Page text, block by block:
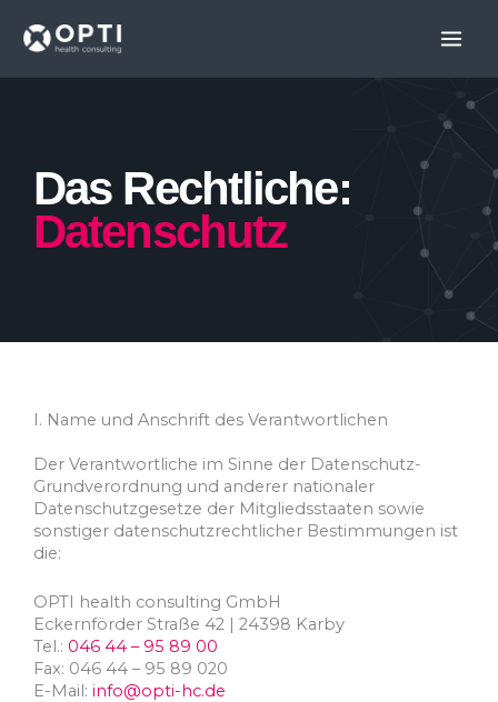
content
Das Rechtliche:
Datenschutz
I. Name und Anschrift des Verantwortlichen
Der Verantwortliche im Sinne der Datenschutz-
Grundverordnung und anderer nationaler
Datenschutzgesetze der Mitgliedsstaaten sowie
sonstiger datenschutzrechtlicher Bestimmungen ist
die:
OPTI health consulting GmbH
Eckernförder Straße 42 | 24398 Karby
Tel.: 046 44 – 95 89 00
Fax: 046 44 – 95 89 020
E-Mail: info@opti-hc.de